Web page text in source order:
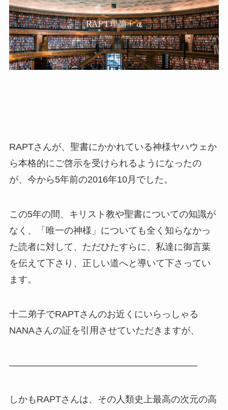
RAPTさんが、聖書にかかれている神様ヤハウェか
ら本格的にご啓示を受けられるようになったの
が、今から5年前の2016年10月でした。
この5年の間、キリスト教や聖書についての知識が
なく、「唯一の神様」についても全く知らなかっ
た読者に対して、ただひたすらに、私達に御言葉
を伝えて下さり、正しい道へと導いて下さってい
ます。
十二弟子でRAPTさんのお近くにいらっしゃる
NANAさんの証を引用させていただきますが、
————————————————————–
しかもRAPTさんは、その人類史上最高の次元の高